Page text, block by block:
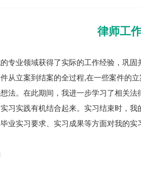
律师工
专业领域获得了实际的工作经验，巩
从立案到结案的全过程,在一些案件的
法。在此期间，我进一步学习了相关
习实践有机结合起来。实习结束时，
业实习要求、实习成果等方面对我的实